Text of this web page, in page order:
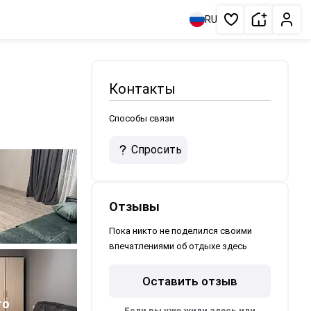
RU Избранное
Сдать
Контакты
Способы связи
Спросить
Отзывы
Пока никто не поделился своими
впечатлениями об отдыхе здесь
Оставить отзыв